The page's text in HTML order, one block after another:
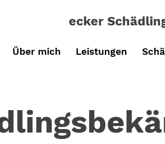
ecker
Über mich Leistungen